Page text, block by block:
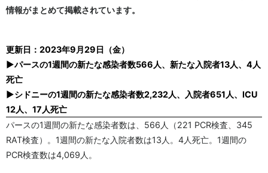
情報がまとめて掲載されています。
更新日：2023年9月29日（金）
▶パースの1週間の新たな感染者数566人、新たな入院者13人、4人
死亡
▶シドニーの1週間の新たな感染者数2,232人、入院者651人、ICU
12人、17人死亡
パースの1週間の新たな感染者数は、566人（221 PCR検査、345
RAT検査）。1週間の新たな入院者数は13人。4人死亡。1週間の
PCR検査数は4,069人。